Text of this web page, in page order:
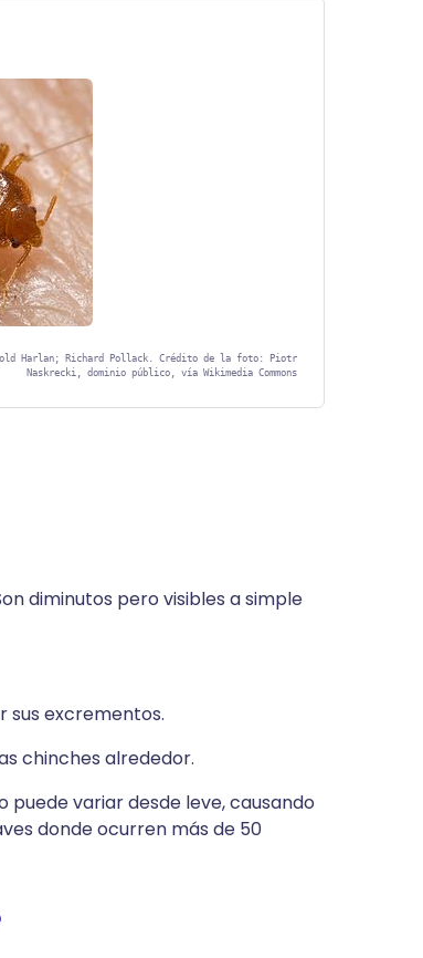
Harlan; Richard Pollack. Crédito de la foto: Piotr
Naskrecki, dominio público, vía Wikimedia Commons
diminutos pero visibles a simple
sus excrementos.
chinches alrededor.
puede variar desde leve, causando
donde ocurren más de 50